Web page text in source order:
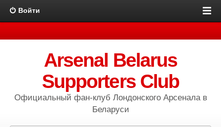
Войти
Arsenal Belarus
Supporters Club
Официальный фан-клуб Лондонского Арсенала в
Беларуси